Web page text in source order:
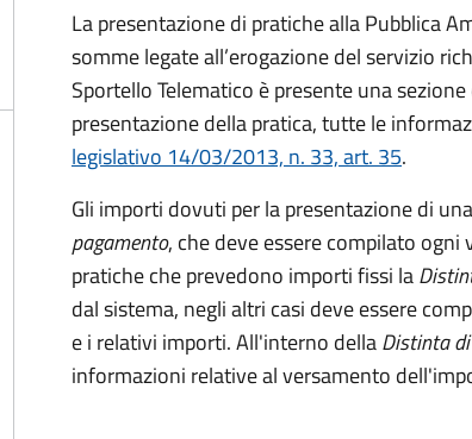
La presentazione di pratiche alla Pubblica
somme legate all’erogazione del servizio
Sportello Telematico è presente una
presentazione della pratica, tutte le
legislativo 14/03/2013, n. 33, art. 35.
Gli importi dovuti per la presentazione di
pagamento, che deve essere compilato
pratiche che prevedono importi fissi la
dal sistema, negli altri casi deve essere
e i relativi importi.All'interno dellaDistinta
informazioni relative al versamento